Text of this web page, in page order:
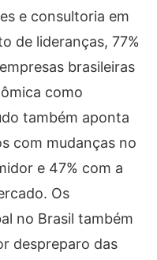
e consultoria em
de lideranças, 77%
brasileiras
como
também aponta
com mudanças no
e 47% com a
Os
no Brasil também
despreparo das